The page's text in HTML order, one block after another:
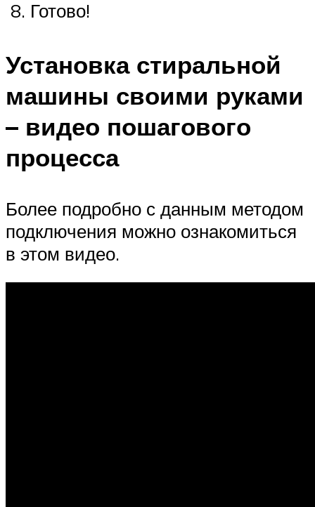
8. Готово!
Установка стиральной
машины своими руками
– видео пошагового
процесса
Более подробно с данным методом
подключения можно ознакомиться
в этом видео.